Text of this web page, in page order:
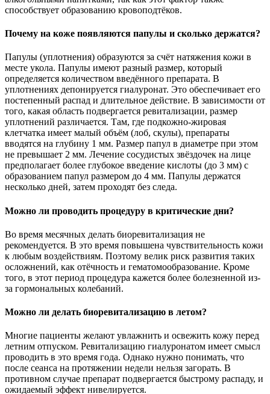
способствует образованию кровоподтёков.
Почему на коже появляются папулы и сколько держатся?
Папулы (уплотнения) образуются за счёт натяжения кожи в
месте укола. Папулы имеют разный размер, который
определяется количеством введённого препарата. В
уплотнениях депонируется гиалуронат. Это обеспечивает его
постепенный распад и длительное действие. В зависимости от
того, какая область подвергается ревитализации, размер
уплотнений различается. Там, где подкожно-жировая
клетчатка имеет малый объём (лоб, скулы), препараты
вводятся на глубину 1 мм. Размер папул в диаметре при этом
не превышает 2 мм. Лечение сосудистых звёздочек на лице
предполагает более глубокое введение кислоты (до 3 мм) с
образованием папул размером до 4 мм. Папулы держатся
несколько дней, затем проходят без следа.
Можно ли проводить процедуру в критические дни?
Во время месячных делать биоревитализация не
рекомендуется. В это время повышена чувствительность кожи
к любым воздействиям. Поэтому велик риск развития таких
осложнений, как отёчность и гематомообразование. Кроме
того, в этот период процедура кажется более болезненной из-
за гормональных колебаний.
Можно ли делать биоревитализацию в летом?
Многие пациенты желают увлажнить и освежить кожу перед
летним отпуском. Ревитализацию гиалуронатом имеет смысл
проводить в это время года. Однако нужно понимать, что
после сеанса на протяжении недели нельзя загорать. В
противном случае препарат подвергается быстрому распаду, и
ожидаемый эффект нивелируется.